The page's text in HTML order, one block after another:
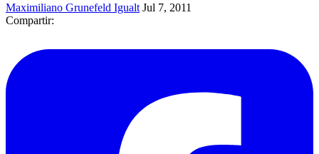
Maximiliano Grunefeld Igualt Jul 7, 2011
Compartir: